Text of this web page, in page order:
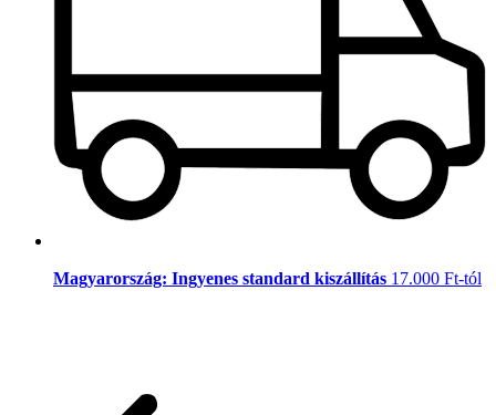
Magyarország: Ingyenes standard kiszállítás 17.000 Ft-tól